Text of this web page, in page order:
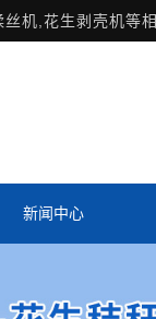
机,花生剥壳机等
新闻中心